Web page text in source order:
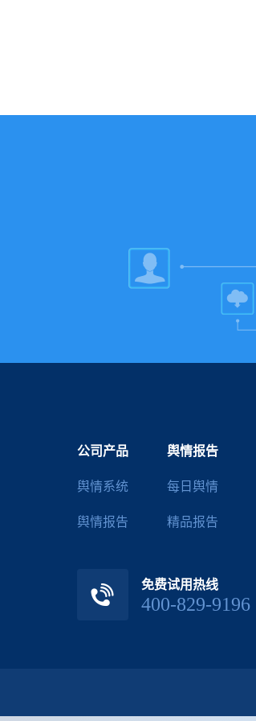
公司产品
舆情系统
舆情报告
舆情报告
每日舆情
精品报告
免费试用热线
400-829-9196